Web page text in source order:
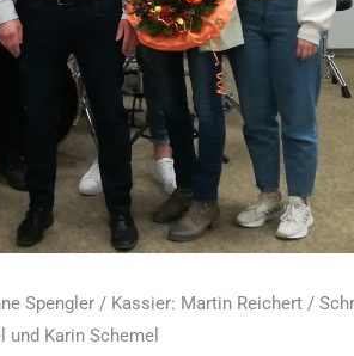
Spengler / Kassier: Martin Reichert /
Karin Schemel